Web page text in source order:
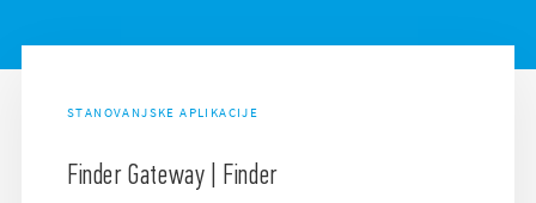
STANOVANJSKE APLIKACIJE
Finder Gateway | Finder